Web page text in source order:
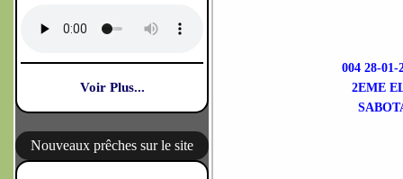
Voir Plus...
Nouveaux prêches sur le site
004 28-
2EME